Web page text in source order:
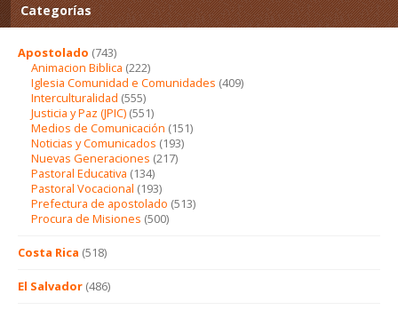
Categorías
Apostolado (743)
Animacion Biblica (222)
Iglesia Comunidad e Comunidades (409)
Interculturalidad (555)
Justicia y Paz (JPIC) (551)
Medios de Comunicación (151)
Noticias y Comunicados (193)
Nuevas Generaciones (217)
Pastoral Educativa (134)
Pastoral Vocacional (193)
Prefectura de apostolado (513)
Procura de Misiones (500)
Costa Rica (518)
El Salvador (486)